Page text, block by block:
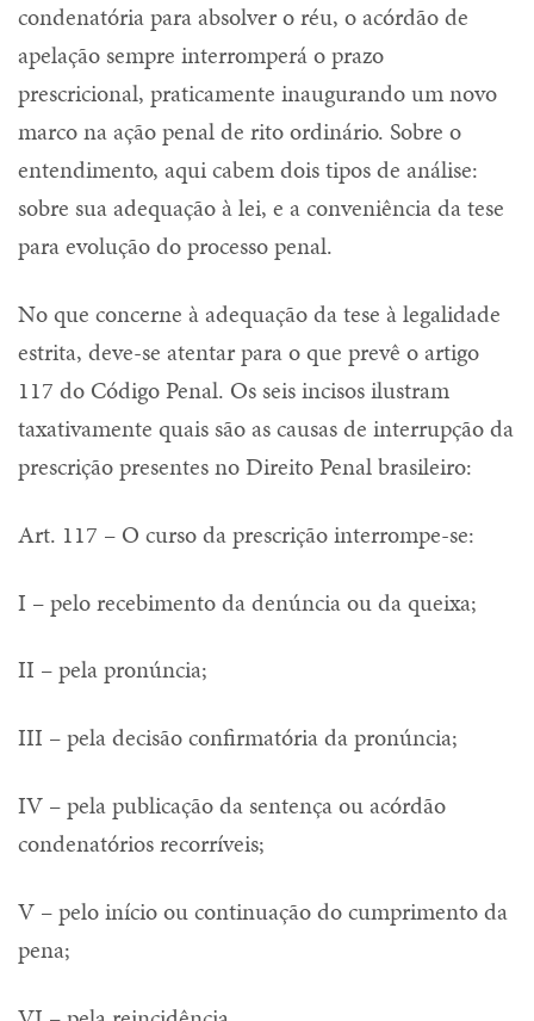
condenatória para absolver o réu, o acórdão de
apelação sempre interromperá o prazo
prescricional, praticamente inaugurando um novo
marco na ação penal de rito ordinário. Sobre o
entendimento, aqui cabem dois tipos de análise:
sobre sua adequação à lei, e a conveniência da tese
para evolução do processo penal.
No que concerne à adequação da tese à legalidade
estrita, deve-se atentar para o que prevê o artigo
117 do Código Penal. Os seis incisos ilustram
taxativamente quais são as causas de interrupção da
prescrição presentes no Direito Penal brasileiro:
Art. 117 – O curso da prescrição interrompe-se:
I – pelo recebimento da denúncia ou da queixa;
II – pela pronúncia;
III – pela decisão confirmatória da pronúncia;
IV – pela publicação da sentença ou acórdão
condenatórios recorríveis;
V – pelo início ou continuação do cumprimento da
pena;